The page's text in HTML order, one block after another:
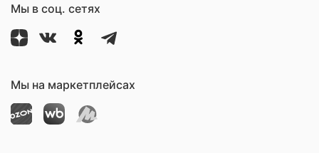
Мы в соц. сетях
Мы на маркетплейсах